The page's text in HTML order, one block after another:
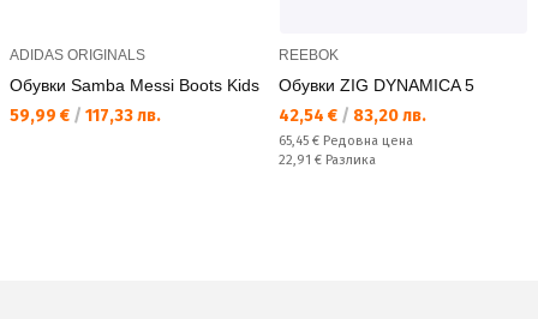
ADIDAS ORIGINALS
Обувки Samba Messi Boots Kids
Текуща цена:
59,99 € / 117,33 лв.
REEBOK
Обувки ZIG DYNAMICA 5
Текуща цена:
42,54 € / 83,20 лв.
Редовна цена:
65,45 € Редовна цена
Спестявате:
22,91 € Разлика